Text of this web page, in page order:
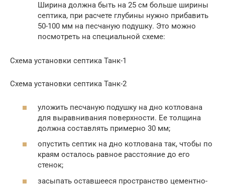
Ширина должна быть на 25 см больше ширины
септика, при расчете глубины нужно прибавить
50-100 мм на песчаную подушку. Это можно
посмотреть на специальной схеме:
Схема установки септика Танк-1
Схема установки септика Танк-2
уложить песчаную подушку на дно котлована
для выравнивания поверхности. Ее толщина
должна составлять примерно 30 мм;
опустить септик на дно котлована так, чтобы по
краям осталось равное расстояние до его
стенок;
засыпать оставшееся пространство цементно-